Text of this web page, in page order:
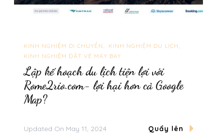
KINH NGHIỆM DI CHUYỂN
KINH NGHIỆM DU LỊCH
KINH NGHIỆM ĐẶT VÉ MÁY BAY
Lập kế hoạch du lịch tiện lợi với
Rome2rio.com- lợi hại hơn cả Google
Map?
Updated On May 11, 2024 Quẩy lên